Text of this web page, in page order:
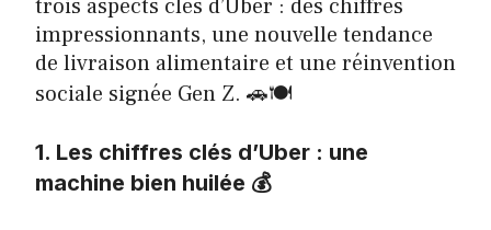
trois aspects clés d’Uber : des chiffres
impressionnants, une nouvelle tendance
de livraison alimentaire et une réinvention
sociale signée Gen Z. 🚗🍽️
1. Les chiffres clés d’Uber : une
machine bien huilée 💰